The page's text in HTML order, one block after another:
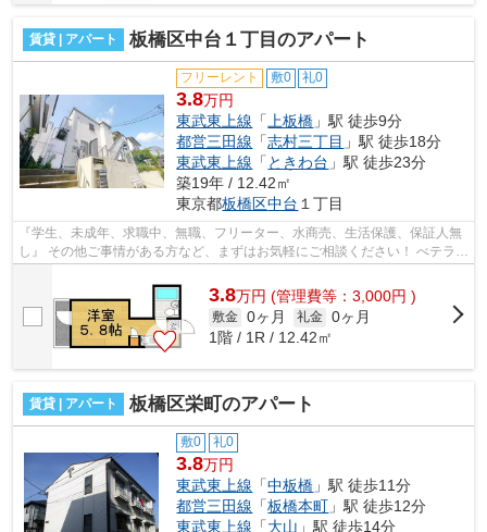
賃貸 | アパート 板橋区中台１丁目のアパート
フリーレント 敷0 礼0
3.8万円
東武東上線 「 上板橋 」駅 徒歩9分
都営三田線 「志村三丁目 」駅 徒歩18分
東武東上線 「 ときわ台 」駅 徒歩23分
築19年 / 12.42㎡
東京都板橋区中台 １丁目
『学生、未成年、求職中、無職、フリーター、水商売、生活保護、保証人無
し』 その他ご事情がある方など、まずはお気軽にご相談ください！ べテラン
スタッフが対応致しますのでご希望...
3.8万円 (管理費等：3,000円 )
敷金 0ヶ月 礼金 0ヶ月
1階 / 1R / 12.42㎡
賃貸 | アパート 板橋区栄町のアパート
敷0 礼0
3.8万円
東武東上線 「中板橋 」駅 徒歩11分
都営三田線 「板橋本町 」駅 徒歩12分
東武東上線 「大山 」駅 徒歩14分